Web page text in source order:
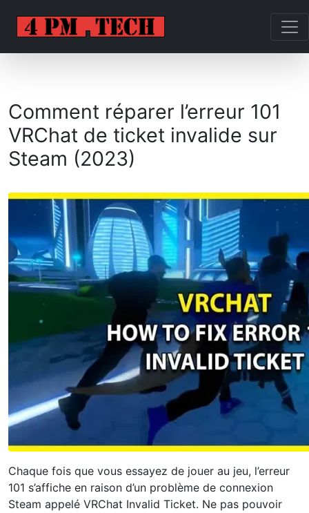
Comment réparer l’erreur 101
VRChat de ticket invalide sur
Steam (2023)
Chaque fois que vous essayez de jouer au jeu, l’erreur
101 s’affiche en raison d’un problème de connexion
Steam appelé VRChat Invalid Ticket. Ne pas pouvoir